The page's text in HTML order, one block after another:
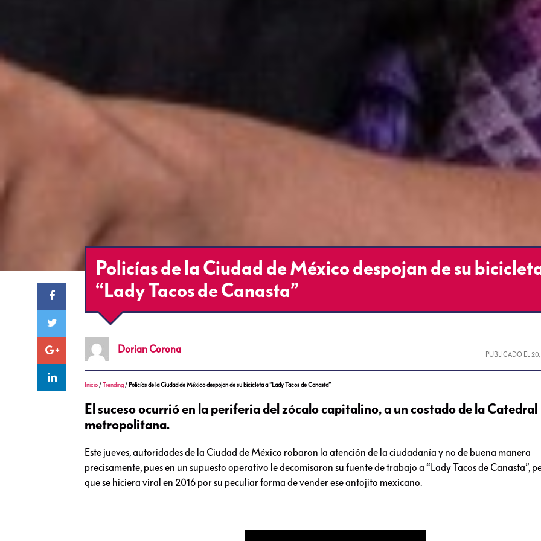
Policías de la Ciudad de México despojan de su
“Lady Tacos de Canasta”
Dorian Corona PUBLICADO EL
Inicio /Trending / Policías de la Ciudad de México despojan de su bicicleta a “Lady Tacos de Canasta”
El suceso ocurrió en la periferia del zócalo capitalino, a un costado de la Catedral
metropolitana.
Este jueves, autoridades de la Ciudad de México robaron la atención de la ciudadanía y no de buena manera
precisamente, pues en un supuesto operativo le decomisaron su fuente de trabajo a “Lady Tacos de Canasta”,
que se hiciera viral en 2016 por su peculiar forma de vender ese antojito mexicano.